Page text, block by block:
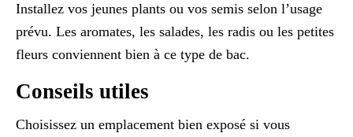
Installez vos jeunes plants ou vos semis selon l’usage
prévu. Les aromates, les salades, les radis ou les petites
fleurs conviennent bien à ce type de bac.
Conseils utiles
Choisissez un emplacement bien exposé si vous